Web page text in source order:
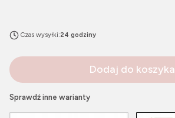
Czas wysyłki:24 godziny
Dodaj do koszyka
Sprawdź inne warianty